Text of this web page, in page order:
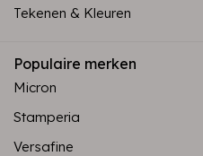
Tekenen & Kleuren
Populaire merken
Micron
Stamperia
Versafine